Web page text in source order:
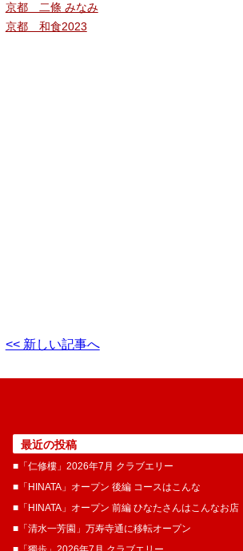
京都 二條 みなみ
京都 和食2023
<< 新しい記事へ
最近の投稿
■「仁修樓」2026年7月 クラブエリー
■「HINATA」オープン 後編 コースはこんな
■「HINATA」オープン 前編 ひなたさんはこんなお店
■「清水一芳園」万寿寺通に移転オープン